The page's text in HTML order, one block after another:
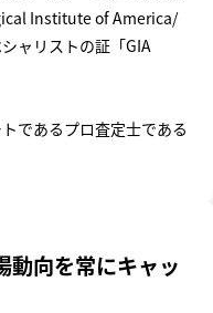
Institute of America/
ャリストの証「GIA
であるプロ査定士である
動向を常にキャッ